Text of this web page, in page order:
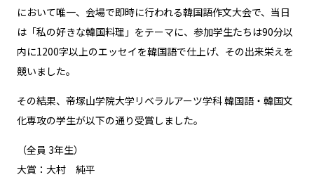
において唯一、会場で即時に行われる韓国語作文大会で、当日
は「私の好きな韓国料理」をテーマに、参加学生たちは90分以
内に1200字以上のエッセイを韓国語で仕上げ、その出来栄えを
競いました。
その結果、帝塚山学院大学リベラルアーツ学科 韓国語・韓国文
化専攻の学生が以下の通り受賞しました。
（全員 3年生）
大賞：大村 純平